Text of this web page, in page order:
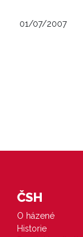
01/07/2007
ČSH
O házené
Historie